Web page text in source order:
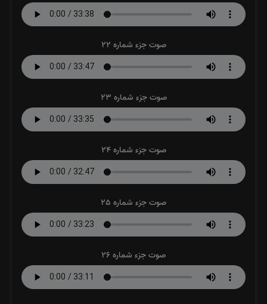
صوت جزء شماره 22
صوت جزء شماره 23
صوت جزء شماره 24
صوت جزء شماره 25
صوت جزء شماره 26